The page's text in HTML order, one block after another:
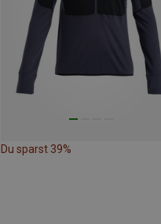
Du sparst 39%